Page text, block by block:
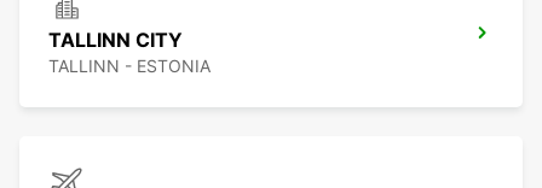
TALLINN CITY
TALLINN - ESTONIA